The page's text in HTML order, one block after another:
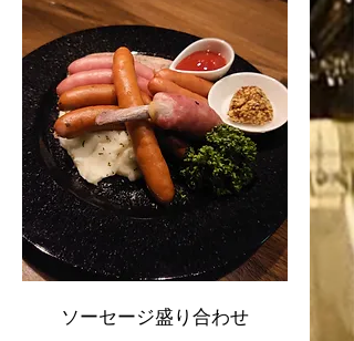
ソーセージ盛り合わせ